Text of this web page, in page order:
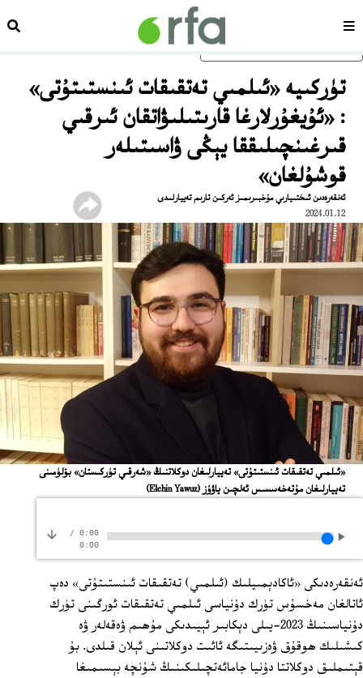
ئاساسلىق مەزمۇنغا ئاتلاڭسەھىپە
تۈركىيە «ئىلمىي تەتقىقات ئىنستىتۇتى»
: «ئۇيغۇرلارغا قارىتىلىۋاتقان ئىرقىي
قىرغىنچىلىققا يېڭى ۋاسىتىلەر
قوشۇلغان»
ئەنقەرەدىن ئىختىيارىي مۇخبىرىمىز ئەركىن تارىم تەييارلىدى
2024.01.12
«ئىلمىي تەتقىقات ئىنستىتۇتى» تەييارلىغان دوكلاتنىڭ «شەرقىي تۈركىستان» بۆلۈمىنى
تەييارلىغان مۇتەخەسسىس ئەلچىن ياۋۇز(Elchin Yawuz)
0:00
/
0:00
ئەنقەرەدىكى «ئاكادېمىيلىك (ئىلمىي) تەتقىقات ئىنستىتۇتى» دەپ
ئاتالغان مەخسۇس تۈرك دۇنياسى ئىلمىي تەتقىقات ئورگىنى تۈرك
دۇنياسىنىڭ 2023-يىلى دېكابىر ئېيىدىكى مۇھىم ۋەقەلەر ۋە
كىشىلىك ھوقۇق ۋەزىيىتىگە ئائىت دوكلاتىنى ئېلان قىلدى. بۇ
قېتىملىق دوكلاتتا دۇنيا جامائەتچىلىكىنىڭ شۇنچە بېسىمىغا